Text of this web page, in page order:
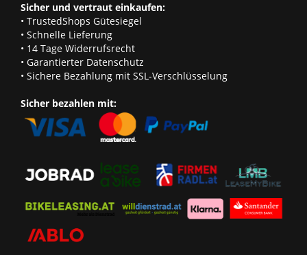
Sicher und vertraut einkaufen:
• TrustedShops Gütesiegel
• Schnelle Lieferung
• 14 Tage Widerrufsrecht
• Garantierter Datenschutz
• Sichere Bezahlung mit SSL-Verschlüsselung
Sicher bezahlen mit: